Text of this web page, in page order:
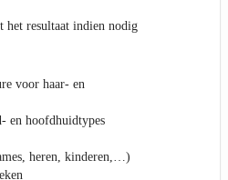
het resultaat indien nodig
voor haar- en
en hoofdhuidtypes
heren, kinderen,…)